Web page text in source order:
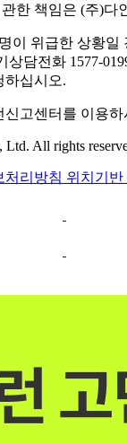
한 책임은 (주)다
이 위급한 상황일
상담전화 1577-
하십시오.
신고센터를 이용
Ltd. All rights
처리방침 위치기